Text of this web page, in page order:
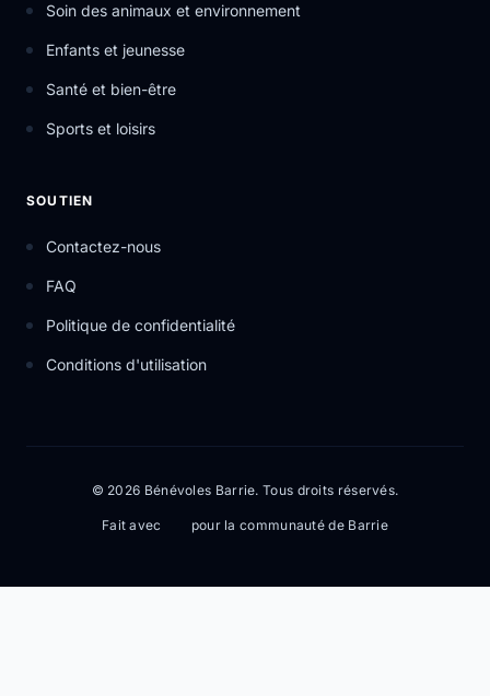
Soin des animaux et environnement
Enfants et jeunesse
Santé et bien-être
Sports et loisirs
SOUTIEN
Contactez-nous
FAQ
Politique de confidentialité
Conditions d'utilisation
© 2026 Bénévoles Barrie. Tous droits réservés.
Fait avec pour la communauté de Barrie